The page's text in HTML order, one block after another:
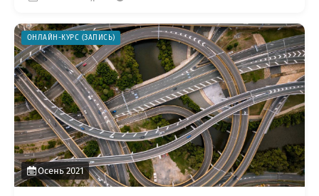
ОНЛАЙН-КУРС (ЗАПИСЬ)
Осень 2021